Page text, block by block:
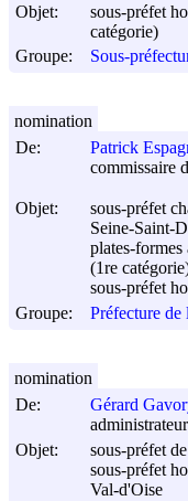
Objet:
sous-préfet
catégorie)
Groupe:
Sous-
De:
Patrick
commissaire
Objet:
sous-préfet
Seine-Saint-
plates-
(1re
sous-préfet
Groupe:
Préfecture de
nomination
De:
Gérard
Objet:
sous-préfet
sous-préfet
Val-d'Oise
nomination